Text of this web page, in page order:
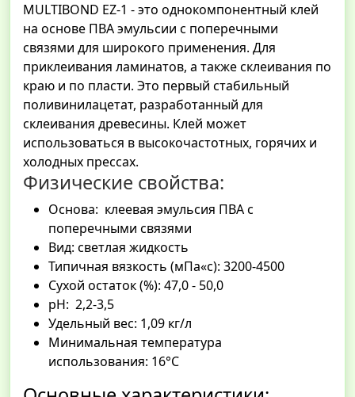
MULTIBOND EZ-1 - это однокомпонентный клей
на основе ПВА эмульсии с поперечными
связями для широкого применения. Для
приклеивания ламинатов, а также склеивания по
краю и по пласти. Это первый стабильный
поливинилацетат, разработанный для
склеивания древесины. Клей может
использоваться в высокочастотных, горячих и
холодных прессах.
Физические свойства:
Основа: клеевая эмульсия ПВА с
поперечными связями
Вид: светлая жидкость
Типичная вязкость (мПа«с): 3200-4500
Сухой остаток (%): 47,0 - 50,0
pH: 2,2-3,5
Удельный вес: 1,09 кг/л
Минимальная температура
использования: 16°С